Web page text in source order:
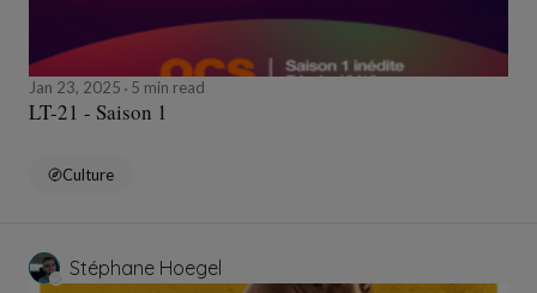
Jan 23, 2025 5 min read
LT-21 - Saison 1
Culture
Stéphane Hoegel